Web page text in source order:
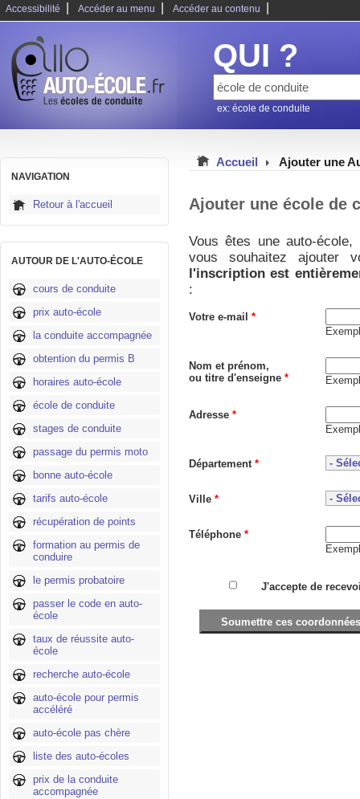
Accessibilité Accéder au menu Accéder au contenu
QUI ?
ex: école de conduite
NAVIGATION
Retour à l'accueil
AUTOUR DE L'AUTO-ÉCOLE
cours de conduite
prix auto-école
la conduite accompagnée
obtention du permis B
horaires auto-école
école de conduite
stages de conduite
passage du permis moto
bonne auto-école
tarifs auto-école
récupération de points
formation au permis de
conduire
le permis probatoire
passer le code en auto-
école
taux de réussite auto-
école
recherche auto-école
auto-école pour permis
accéléré
auto-école pas chère
liste des auto-écoles
prix de la conduite
accompagnée
Accueil Ajouter une
Ajouter une école de
Vous êtes une auto-
vous souhaitez ajouter
l'inscription est
:
Votre e-mail *
Nom et prénom,
ou titre d'enseigne *
Adresse *
Département *
Ville *
Téléphone *
J'accepte de